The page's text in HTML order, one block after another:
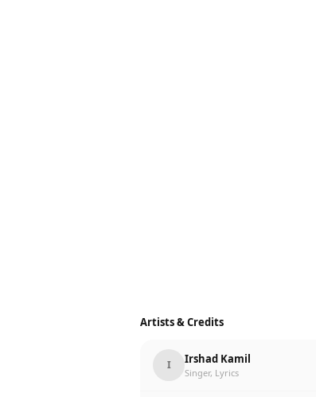
Artists & Credits
I Irshad Kamil
Singer, Lyrics